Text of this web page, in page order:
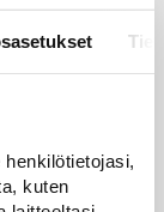
kuten